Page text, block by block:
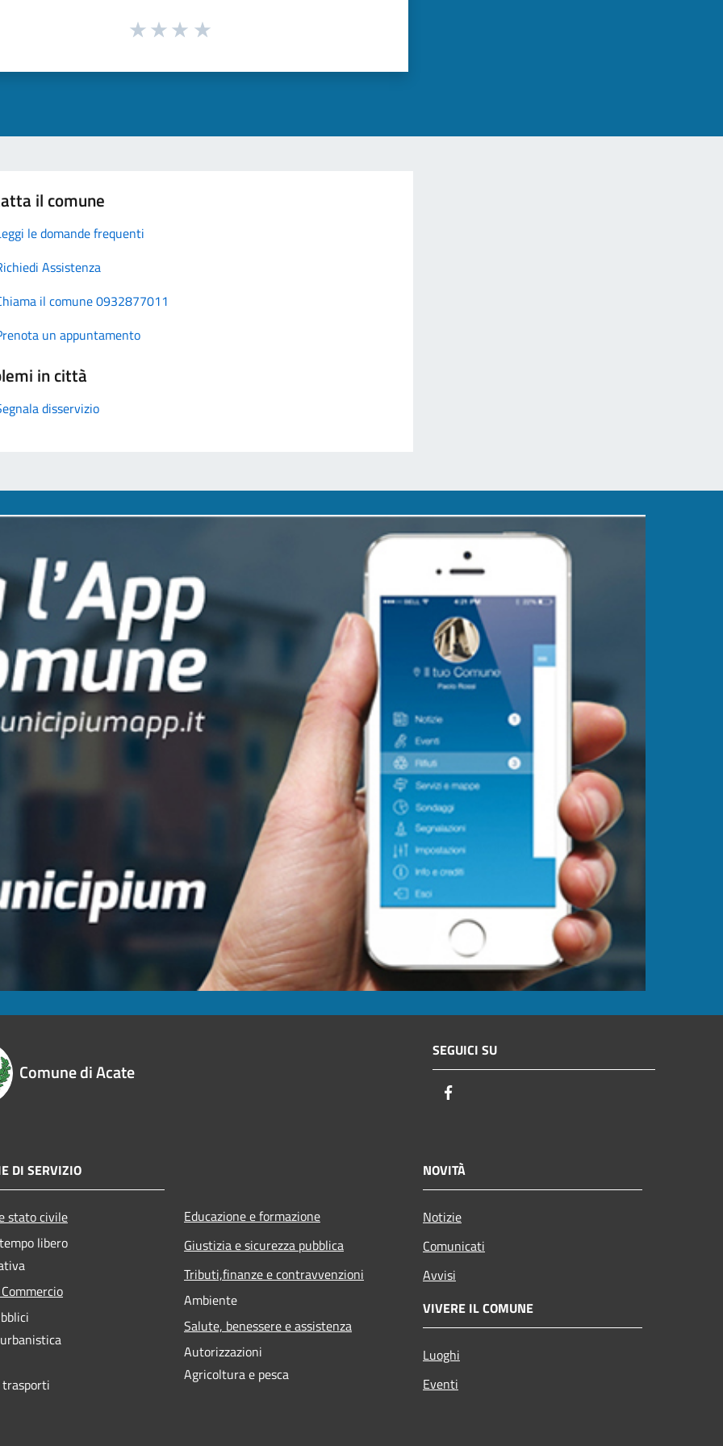
il comune
le domande frequenti
Assistenza
il comune 0932877011
un appuntamento
in città
disservizio
Comune di Acate
SEGUICI SU
DI SERVIZIO
stato civile
libero
Educazione e formazione
Giustizia e sicurezza pubblica
Tributi,finanze e contravvenzioni
Ambiente
Salute, benessere e assistenza
Autorizzazioni
Agricoltura e pesca
NOVITÀ
Notizie
Comunicati
Avvisi
VIVERE IL COMUNE
Luoghi
Eventi